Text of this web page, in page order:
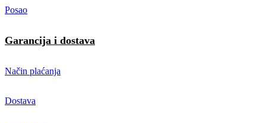
Posao
Garancija i dostava
Način plaćanja
Dostava